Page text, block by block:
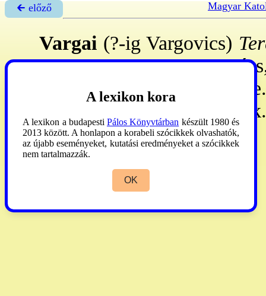
🡰 előző Magyar
Vargai (?-ig Vargovics)
vm., 1893. szept.
X. 12: Pécsett lépett a r-
28: örök fog-át uo. tette. r.k.
A lexikon kora
A lexikon a budapesti Pálos Könyvtárban készült 1980 és
2013 között. A honlapon a korabeli szócikkek olvashatók,
az újabb eseményeket, kutatási eredményeket a szócikkek
nem tartalmazzák.
OK